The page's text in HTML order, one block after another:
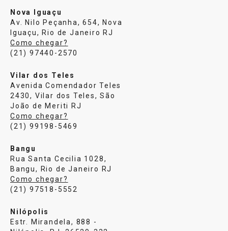
Nova Iguaçu
Av. Nilo Peçanha, 654, Nova
Iguaçu, Rio de Janeiro RJ
Como chegar?
(21) 97440-2570
Vilar dos Teles
Avenida Comendador Teles
2430, Vilar dos Teles, São
João de Meriti RJ
Como chegar?
(21) 99198-5469
Bangu
Rua Santa Cecilia 1028,
Bangu, Rio de Janeiro RJ
Como chegar?
(21) 97518-5552
Nilópolis
Estr. Mirandela, 888 -